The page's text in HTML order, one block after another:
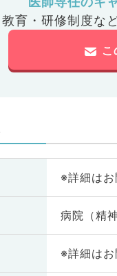
教育・研修制度な
※詳細は
病院（精神
※詳細は